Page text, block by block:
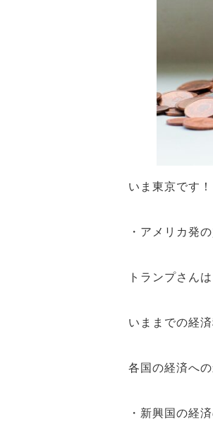
いま 東京です！
・アメリカ発
トランプさんは
いままでの経
各国の経済への
・新興国の経